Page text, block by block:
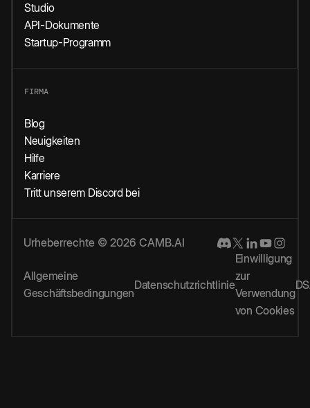
Studio
API-Dokumente
Startup-Programm
FIRMA
Blog
Neuigkeiten
Hilfe
Karriere
Tritt unserem Discord bei
Urheberrechte © 2026 CAMB.AI
Allgemeine
Geschäftsbedingungen
Datenschutzrichtlinie
Einwilligung
zur
Verwendung
von Cookies